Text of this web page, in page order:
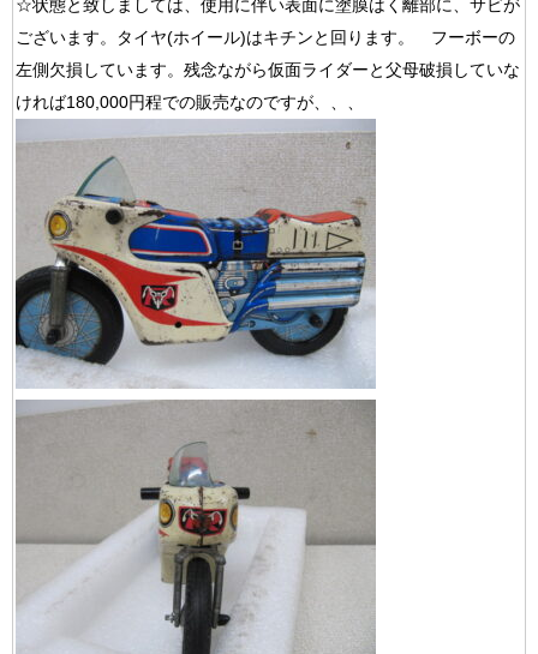
☆状態と致しましては、使用に伴い表面に塗膜はく離部に、サビが
ございます。タイヤ(ホイール)はキチンと回ります。 フーボーの
左側欠損しています。残念ながら仮面ライダーと父母破損していな
ければ180,000円程での販売なのですが、、、